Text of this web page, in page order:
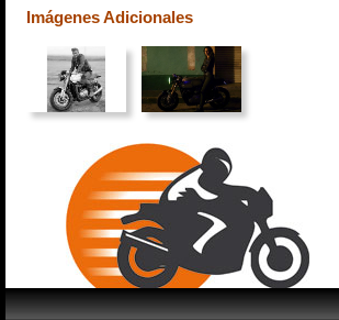
Imágenes Adicionales